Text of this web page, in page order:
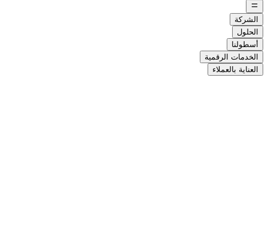
الشركة
الحلول
أسطولنا
الخدمات الرقمية
العناية بالعملاء